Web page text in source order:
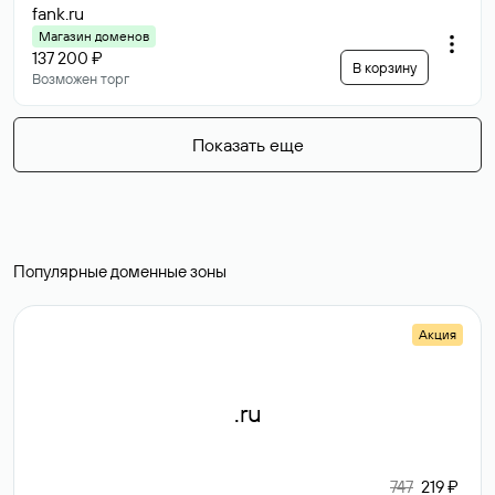
fank.ru
Магазин доменов
137 200 ₽
Возможен торг
В корзину
Показать еще
Популярные доменные зоны
Акция
.ru
747 219 ₽